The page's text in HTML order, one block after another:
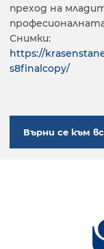
преход на
Снимки:
https://
s8finalcopy/
Върни се към